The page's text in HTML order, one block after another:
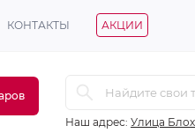
КОНТАКТЫ АКЦИИ
Наш адрес: Улица